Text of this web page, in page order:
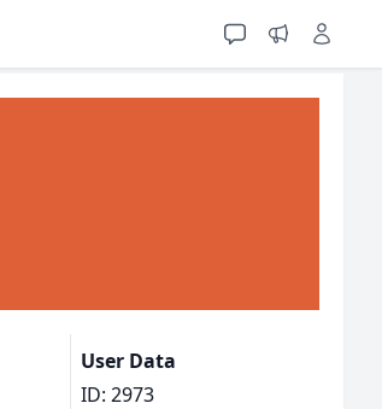
User Data
ID: 2973